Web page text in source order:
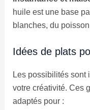
huile est une base
blanches, du
Idées de plats
Les possibilités sont
votre créativité. Ces
adaptés pour :